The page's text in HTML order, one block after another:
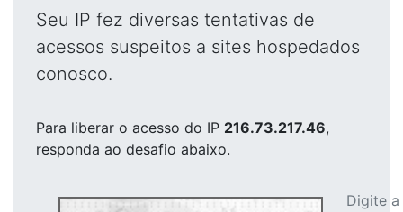
Seu IP fez diversas tentativas de
acessos suspeitos a sites hospedados
conosco.
Para liberar o acesso do IP 216.73.217.46,
responda ao desafio abaixo.
Digite